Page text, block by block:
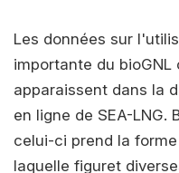
Les données sur
importante du
apparaissent dans la
en ligne de SEA-LNG.
celui-ci prend la
laquelle figuret